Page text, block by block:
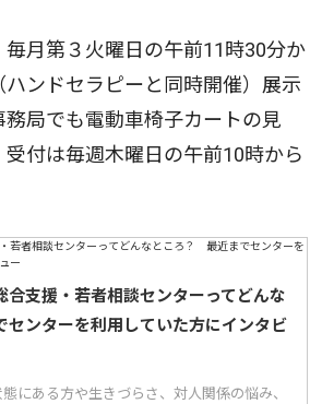
月第３火曜日の午前11時30分か
ハンドセラピーと同時開催）展示
務局でも電動車椅子カートの見
付は毎週木曜日の午前10時から
合支援・若者相談センターってどんな
ンターを利用していた方にインタビ
にある方や生きづらさ、対人関係の悩み、